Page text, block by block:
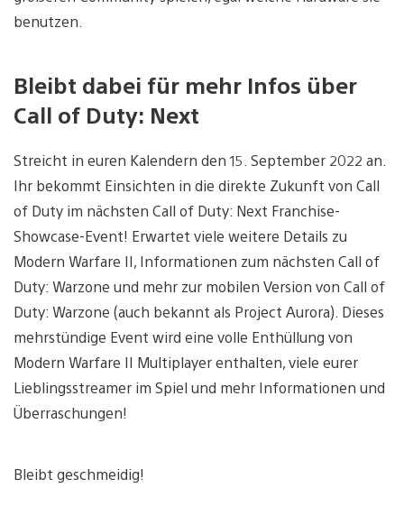
benutzen.
Bleibt dabei für mehr Infos über
Call of Duty: Next
Streicht in euren Kalendern den 15. September 2022 an.
Ihr bekommt Einsichten in die direkte Zukunft von Call
of Duty im nächsten Call of Duty: Next Franchise-
Showcase-Event! Erwartet viele weitere Details zu
Modern Warfare II, Informationen zum nächsten Call of
Duty: Warzone und mehr zur mobilen Version von Call of
Duty: Warzone (auch bekannt als Project Aurora). Dieses
mehrstündige Event wird eine volle Enthüllung von
Modern Warfare II Multiplayer enthalten, viele eurer
Lieblingsstreamer im Spiel und mehr Informationen und
Überraschungen!
Bleibt geschmeidig!